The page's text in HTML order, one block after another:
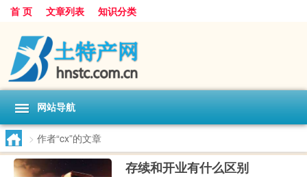
首 页 文章列表 知识分类
网站导航
> 作者“cx”的文章
存续和开业有什么区别